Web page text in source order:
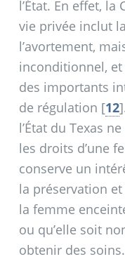
l’État. En effet,
vie privée inclut
l’avortement,
inconditionnel, et
des importants
de régulation [12]
l’État du Texas
les droits d’une
conserve un
la préservation
la femme
ou qu’elle soit
obtenir des